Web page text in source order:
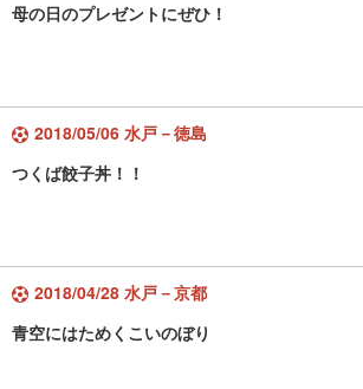
母の日のプレゼントにぜひ！
2018/05/06 水戸－徳島
つくば餃子丼！！
2018/04/28 水戸－京都
青空にはためくこいのぼり